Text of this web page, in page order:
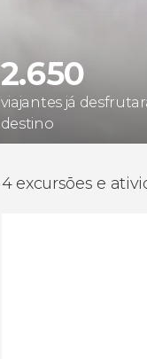
2.650
viajantes já
destino
4 excursões e